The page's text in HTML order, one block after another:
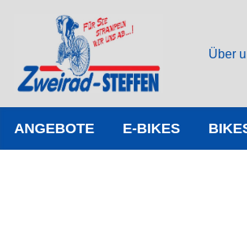
Über
ANGEBOTE E-BIKES